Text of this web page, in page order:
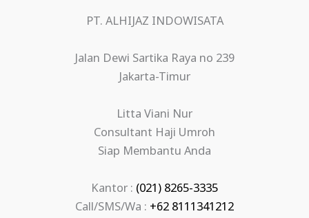
PT. ALHIJAZ INDOWISATA
Jalan Dewi Sartika Raya no 239
Jakarta-Timur
Litta Viani Nur
Consultant Haji Umroh
Siap Membantu Anda
Kantor : (021) 8265-3335
Call/SMS/Wa : +62 8111341212